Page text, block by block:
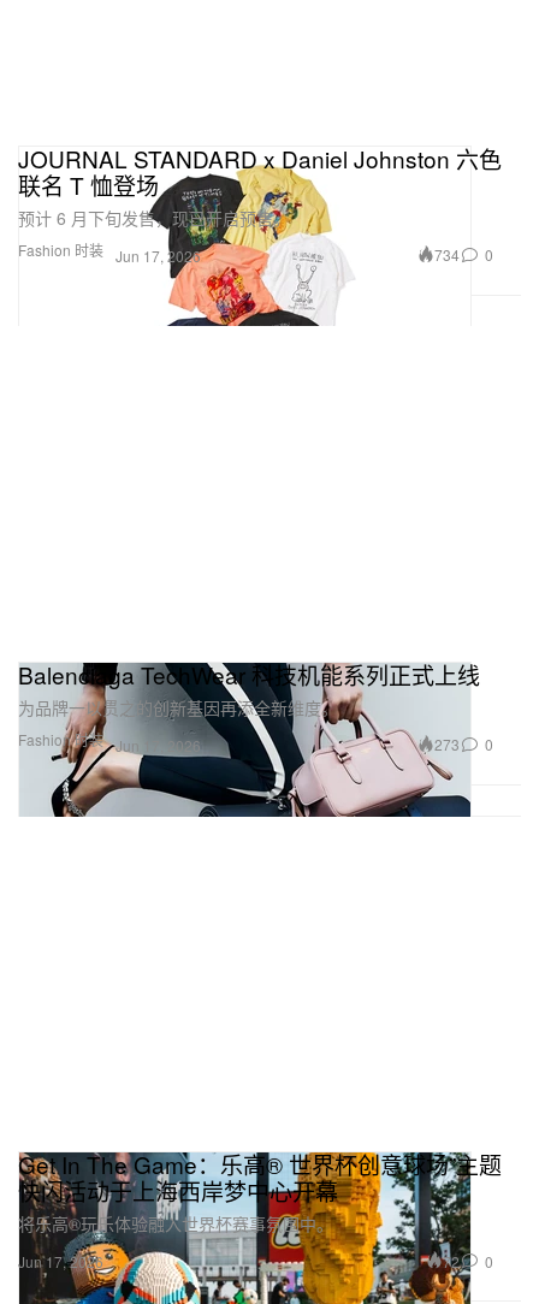
Fashion 时装
JOURNAL STANDARD x Daniel Johnston 六色
联名 T 恤登场
预计 6 月下旬发售，现已开启预售。
Jun 17, 2026 734 0
Fashion 时装
Balenciaga TechWear 科技机能系列正式上线
为品牌一以贯之的创新基因再添全新维度。
Jun 17, 2026 273 0
Get In The Game：乐高® 世界杯创意球场”主题
快闪活动于上海西岸梦中心开幕
将乐高®玩乐体验融入世界杯赛事氛围中。
Jun 17, 2026 72 0